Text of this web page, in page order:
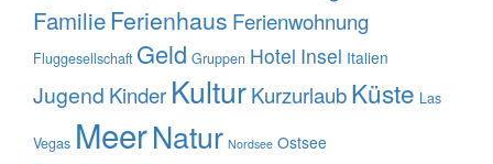
Familie Ferienhaus Ferienwohnung
Fluggesellschaft Geld Gruppen Hotel Insel Italien
Jugend Kinder KulturKurzurlaubKüste Las
Vegas MeerNatur Nordsee Ostsee